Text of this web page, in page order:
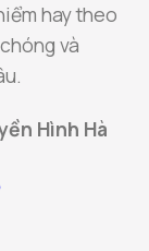
hay theo
và
Hình Hà